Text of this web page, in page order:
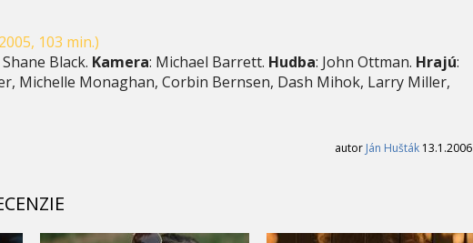
103 min.)
Shane Black. Kamera: Michael Barrett. Hudba: John Ottman. Hrajú:
Michelle Monaghan, Corbin Bernsen, Dash Mihok, Larry Miller,
autor Ján Hušták 13.1.2006